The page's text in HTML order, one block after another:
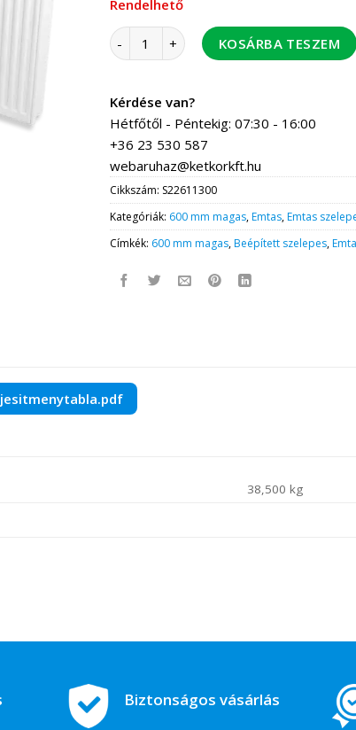
Rendelhető
Emtas lapradiátor szelepes 22/600-1300
KOSÁRBA TESZEM
Kérdése van?
Hétfőtől - Péntekig: 07:30 - 16:00
+36 23 530 587
webaruhaz@ketkorkft.hu
Cikkszám: S22611300
Kategóriák: 600 mm magas,Emtas,Emtas
Címkék: 600 mm magas,Beépített szelepes,
38,500 kg
Biztonságos vásárlás